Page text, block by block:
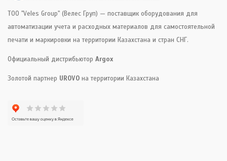
ТОО "Veles Group" (Велес Груп) — поставщик оборудования для
автоматизации учета и расходных материалов для самостоятельной
печати и маркировки на территории Казахстана и стран СНГ.
Официальный дистрибьютор Argox
Золотой партнер UROVO на территории Казахстана